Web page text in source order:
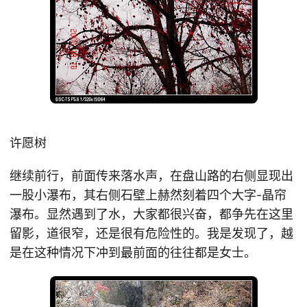
许愿树
继续前行，前面传来落水声，在盘山路的右侧显现出
一股小瀑布，其右侧石壁上赫然刻着四个大字-晶帘
瀑布。显然遇到了水，大家都很兴奋，都争先在这里
留影，道很窄，还是很有危险性的。我是发现了，越
是在这种情况下冲到最前面的往往都是女士。